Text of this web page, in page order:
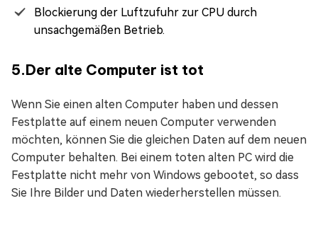
Blockierung der Luftzufuhr zur CPU durch
unsachgemäßen Betrieb.
5.Der alte Computer ist tot
Wenn Sie einen alten Computer haben und dessen
Festplatte auf einem neuen Computer verwenden
möchten, können Sie die gleichen Daten auf dem neuen
Computer behalten. Bei einem toten alten PC wird die
Festplatte nicht mehr von Windows gebootet, so dass
Sie Ihre Bilder und Daten wiederherstellen müssen.